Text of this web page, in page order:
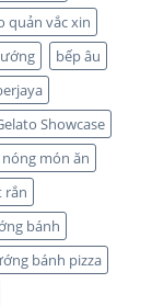
quản vắc xin
bếp âu
Showcase
món ăn
rắn
bánh
bánh pizza